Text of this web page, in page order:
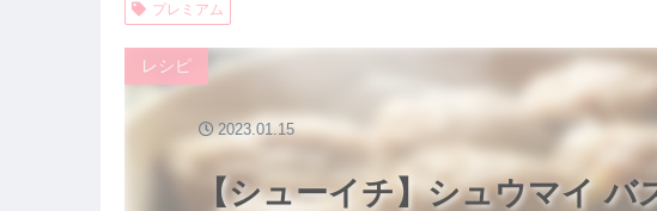
プレミアム
【シューイチ】シュウマイ
レシピ
2023.01.15